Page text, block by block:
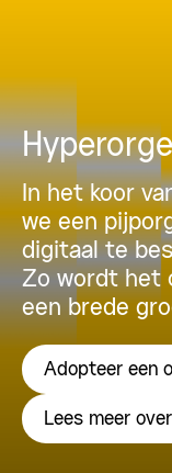
In het koor
we een
digitaal te
Zo wordt het
een brede
Adopteer een
Lees meer